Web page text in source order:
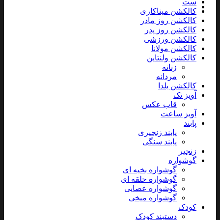
کالکشن میناکاری
کالکشن روز مادر
کالکشن روز پدر
کالکشن ورزشی
کالکشن مولانا
کالکشن ولنتاین
زنانه
مردانه
کالکشن یلدا
آویز تک
قاب عکس
آویز ساعت
پابند
پابند زنجیری
پابند سنگی
زنجیر
گوشواره
گوشواره بخیه ای
گوشواره حلقه ای
گوشواره عصایی
گوشواره میخی
کودک
دستبند کودک